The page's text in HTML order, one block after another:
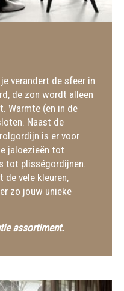
verandert de sfeer in
de zon wordt alleen
Warmte (en in de
Naast de
is er voor
jaloezieën tot
tot plisségordijnen.
de vele kleuren,
zo jouw unieke
assortiment.